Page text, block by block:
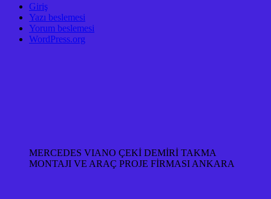
Giriş
Yazı beslemesi
Yorum beslemesi
WordPress.org
MERCEDES VIANO ÇEKİ DEMİRİ TAKMA
MONTAJI VE ARAÇ PROJE FİRMASI ANKARA